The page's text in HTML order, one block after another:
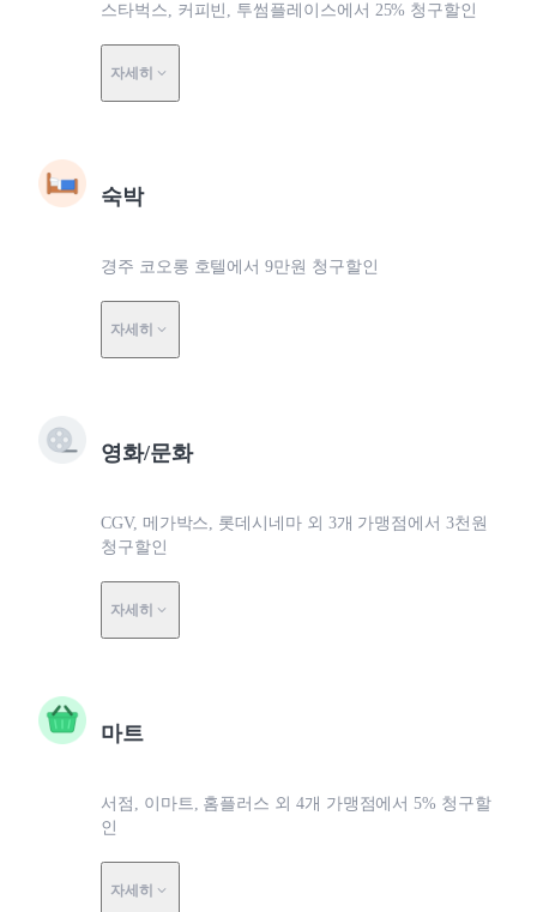
스타벅스, 커피빈, 투썸플레이스에서 25% 청구할인
자세히
숙박
경주 코오롱 호텔에서 9만원 청구할인
자세히
영화/문화
CGV, 메가박스, 롯데시네마 외 3개 가맹점에서 3천원
청구할인
자세히
마트
서점, 이마트, 홈플러스 외 4개 가맹점에서 5% 청구할
인
자세히